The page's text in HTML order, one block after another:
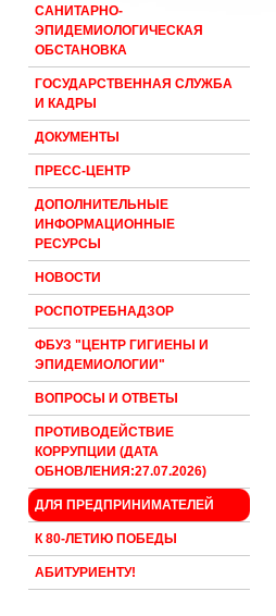
САНИТАРНО-
ЭПИДЕМИОЛОГИЧЕСКАЯ
ОБСТАНОВКА
ГОСУДАРСТВЕННАЯ СЛУЖБА
И КАДРЫ
ДОКУМЕНТЫ
ПРЕСС-ЦЕНТР
ДОПОЛНИТЕЛЬНЫЕ
ИНФОРМАЦИОННЫЕ
РЕСУРСЫ
НОВОСТИ
РОСПОТРЕБНАДЗОР
ФБУЗ "ЦЕНТР ГИГИЕНЫ И
ЭПИДЕМИОЛОГИИ"
ВОПРОСЫ И ОТВЕТЫ
ПРОТИВОДЕЙСТВИЕ
КОРРУПЦИИ (ДАТА
ОБНОВЛЕНИЯ:27.07.2026)
ДЛЯ ПРЕДПРИНИМАТЕЛЕЙ
К 80-ЛЕТИЮ ПОБЕДЫ
АБИТУРИЕНТУ!